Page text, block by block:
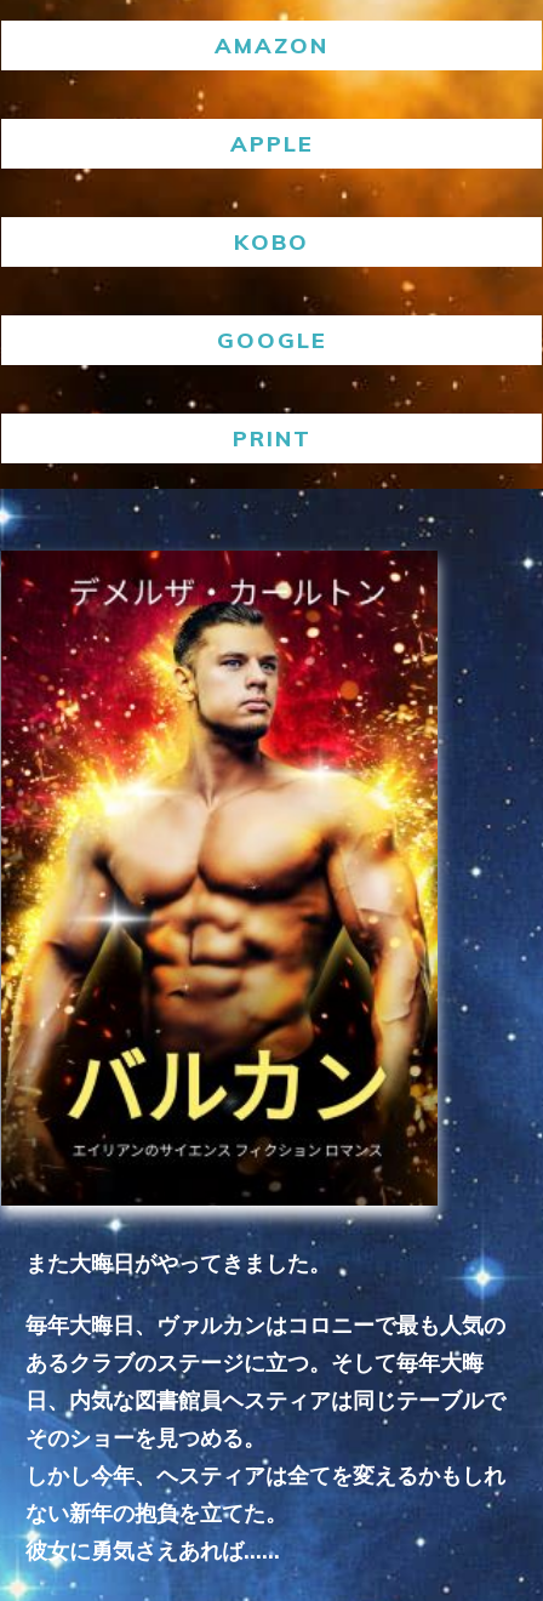
AMAZON
APPLE
KOBO
GOOGLE
PRINT
また大晦日がやってきました。
毎年大晦日、ヴァルカンはコロニーで最も人気の
あるクラブのステージに立つ。そして毎年大晦
日、内気な図書館員ヘスティアは同じテーブルで
そのショーを見つめる。
しかし今年、ヘスティアは全てを変えるかもしれ
ない新年の抱負を立てた。
彼女に勇気さえあれば……